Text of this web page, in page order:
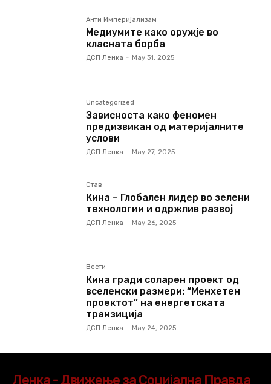
Анти Империјализам
Медиумите како оружје во
класната борба
ДСП Ленка - May 31, 2025
Uncategorized
Зависноста како феномен
предизвикан од материјалните
услови
ДСП Ленка - May 27, 2025
Став
Кина – Глобален лидер во зелени
технологии и одржлив развој
ДСП Ленка - May 26, 2025
Вести
Кина гради соларен проект од
вселенски размери: “Менхетен
проектот” на енергетската
транзиција
ДСП Ленка - May 24, 2025
Ленка - Движење за Социјална Правда